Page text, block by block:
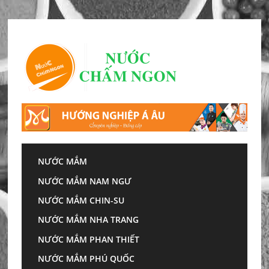
to
content
NƯỚC MẮM
NƯỚC MẮM NAM NGƯ
NƯỚC MẮM CHIN-SU
NƯỚC MẮM NHA TRANG
NƯỚC MẮM PHAN THIẾT
NƯỚC MẮM PHÚ QUỐC
Quốc hiện nay
Top 3 loại nước mắm
ngon nhất Phú Quốc
hiện nay